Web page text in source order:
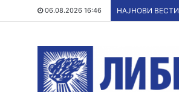
06.08.2026 16:46 НАЈНОВИ ВЕСТИ